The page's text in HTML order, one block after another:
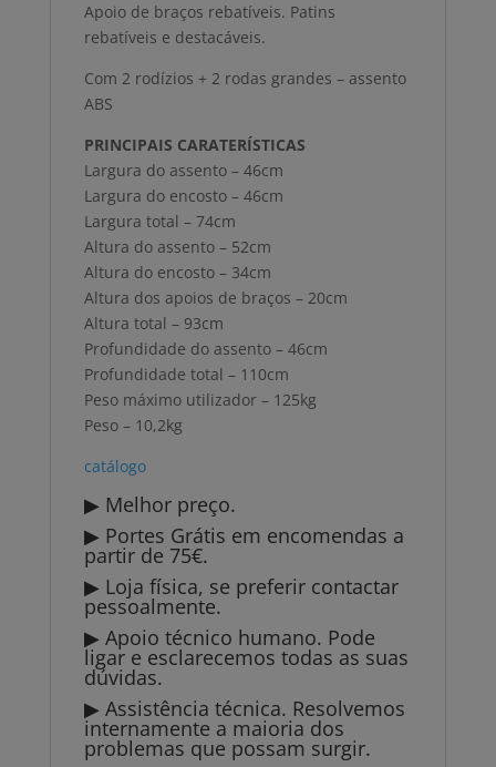
Apoio de braços rebatíveis. Patins
rebatíveis e destacáveis.
Com 2 rodízios + 2 rodas grandes – assento
ABS
PRINCIPAIS CARATERÍSTICAS
Largura do assento – 46cm
Largura do encosto – 46cm
Largura total – 74cm
Altura do assento – 52cm
Altura do encosto – 34cm
Altura dos apoios de braços – 20cm
Altura total – 93cm
Profundidade do assento – 46cm
Profundidade total – 110cm
Peso máximo utilizador – 125kg
Peso – 10,2kg
catálogo
▶ Melhor preço.
▶ Portes Grátis em encomendas a
partir de 75€.
▶ Loja física, se preferir contactar
pessoalmente.
▶ Apoio técnico humano. Pode
ligar e esclarecemos todas as suas
dúvidas.
▶ Assistência técnica. Resolvemos
internamente a maioria dos
problemas que possam surgir.